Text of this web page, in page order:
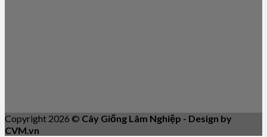
Copyright 2026 © Cây Giống Lâm Nghiệp - Design by
CVM.vn